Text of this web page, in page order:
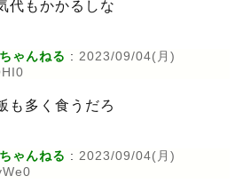
代もかかるしな
ゃんねる : 2023/09/04(月)
も多く食うだろ
ゃんねる : 2023/09/04(月)